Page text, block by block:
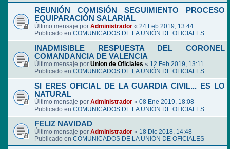
REUNIÓN COMISIÓN SEGUIMIENTO PROCESO
EQUIPARACIÓN SALARIAL
Último mensaje por Administrador « 24 Feb 2019, 13:44
Publicado en COMUNICADOS DE LA UNIÓN DE OFICIALES
INADMISIBLE RESPUESTA DEL CORONEL
COMANDANCIA DE VALENCIA
Último mensaje por Union de Oficiales « 12 Feb 2019, 13:11
Publicado en COMUNICADOS DE LA UNIÓN DE OFICIALES
SI ERES OFICIAL DE LA GUARDIA CIVIL... ES LO
NATURAL
Último mensaje por Administrador « 08 Ene 2019, 18:08
Publicado en COMUNICADOS DE LA UNIÓN DE OFICIALES
FELIZ NAVIDAD
Último mensaje por Administrador « 18 Dic 2018, 14:48
Publicado en COMUNICADOS DE LA UNIÓN DE OFICIALES